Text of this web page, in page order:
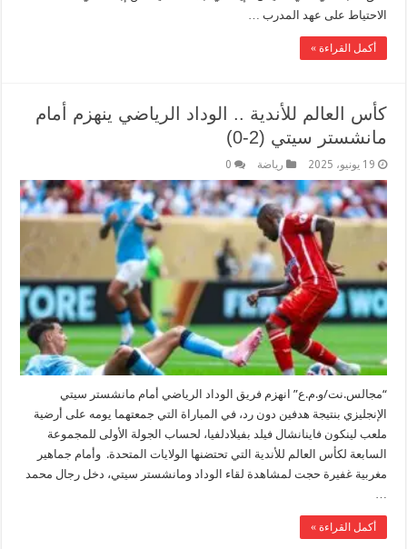
الاحتياط على عهد المدرب …
أكمل القراءة »
كأس العالم للأندية .. الوداد الرياضي ينهزم أمام
مانشستر سيتي (2-0)
19 يونيو، 2025 رياضة 0
“مجالس.نت/و.م.ع” انهزم فريق الوداد الرياضي أمام مانشستر سيتي
الإنجليزي بنتيجة هدفين دون رد، في المباراة التي جمعتهما يومه على أرضية
ملعب لينكون فاينانشال فيلد بفيلادلفيا، لحساب الجولة الأولى للمجموعة
السابعة لكأس العالم للأندية التي تحتضنها الولايات المتحدة. وأمام جماهير
مغربية غفيرة حجت لمشاهدة لقاء الوداد ومانشستر سيتي، دخل رجال محمد
أكمل القراءة »